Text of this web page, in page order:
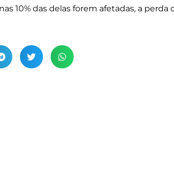
10% das delas forem afetadas, a perda